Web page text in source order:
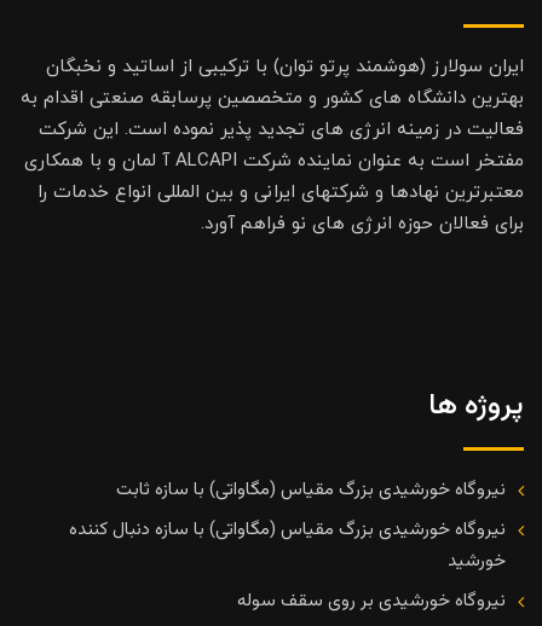
ایران سولارز (هوشمند پرتو توان) با ترکیبی از اساتید و نخبگان
بهترین دانشگاه های کشور و متخصصین پرسابقه صنعتی اقدام به
فعالیت در زمینه انرژی های تجدید پذیر نموده است. این شرکت
مفتخر است به عنوان نماینده شرکت ALCAPI آ لمان و با همکاری
معتبرترین نهادها و شرکتهای ایرانی و بین المللی انواع خدمات را
برای فعالان حوزه انرژی های نو فراهم آورد.
پروژه ها
نیروگاه خورشیدی بزرگ مقیاس (مگاواتی) با سازه ثابت
نیروگاه خورشیدی بزرگ مقیاس (مگاواتی) با سازه دنبال کننده
خورشید
نیروگاه خورشیدی بر روی سقف سوله